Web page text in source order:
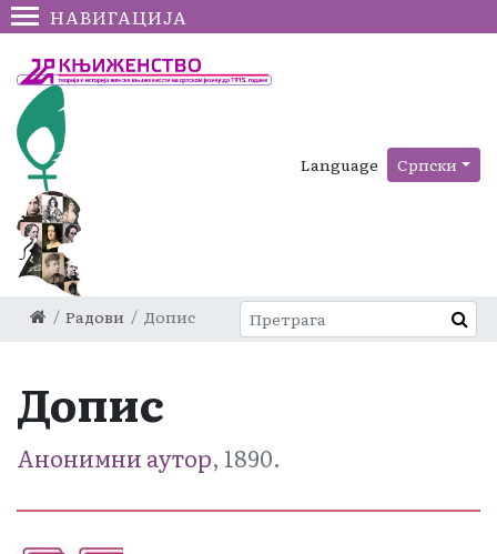
НАВИГАЦИЈА
Language Српски
Радови Допис
Допис
Анонимни аутор, 1890.